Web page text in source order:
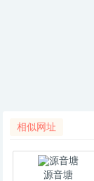
相似网址
源音塘